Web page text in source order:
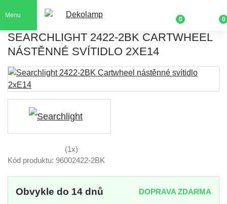
Menu
0 0
SEARCHLIGHT 2422-2BK CARTWHEEL
NÁSTĚNNÉ SVÍTIDLO 2XE14
(1x)
Kód produktu: 96002422-2BK
Obvykle do 14 dnů DOPRAVA ZDARMA